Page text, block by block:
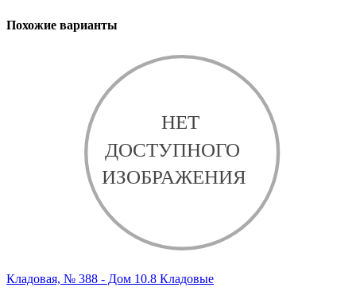
Похожие варианты
Кладовая, № 388 - Дом 10.8 Кладовые